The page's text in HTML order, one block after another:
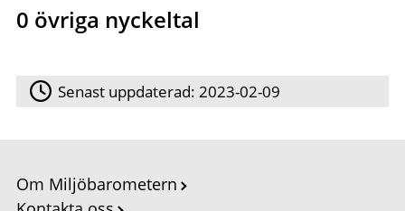
0 övriga nyckeltal
Senast uppdaterad:2023-02-09
Om Miljöbarometern